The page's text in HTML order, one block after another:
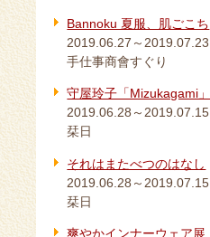
Bannoku 夏服、肌ごこち
2019.06.27～2019.07.23
手仕事商會すぐり
守屋玲子「Mizukagami」
2019.06.28～2019.07.15
栞日
それはまたべつのはなし
2019.06.28～2019.07.15
栞日
爽やかインナーウェア展